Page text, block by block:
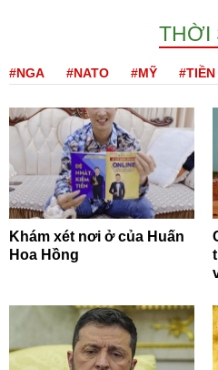
THỜI
#NGA #NATO #MỸ
Khám xét nơi ở của Huấn
Hoa Hồng